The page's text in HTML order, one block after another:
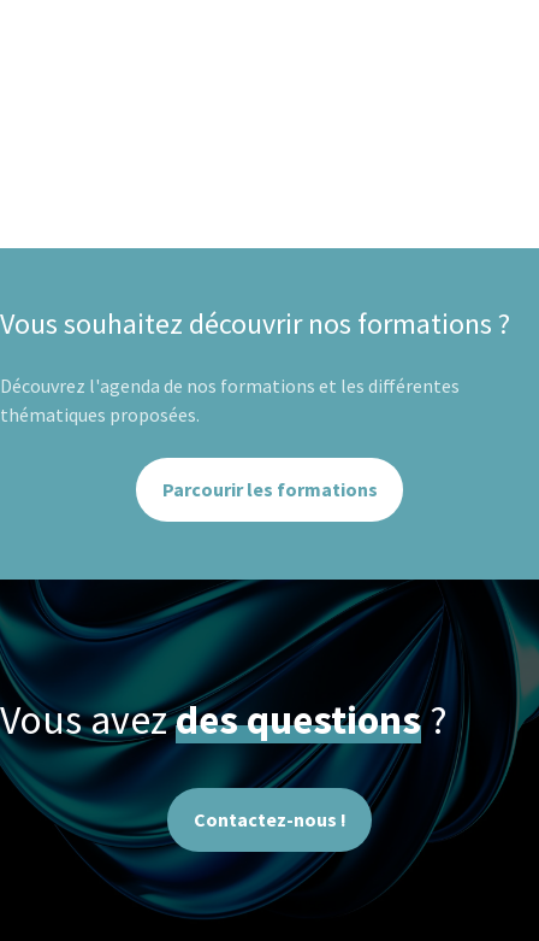
Vous souhaitez découvrir nos formations ?
Découvrez l'agenda de nos formations et les différentes
thématiques proposées.
Parcourir les formations
Vous avezdes questions?
Contactez-nous !